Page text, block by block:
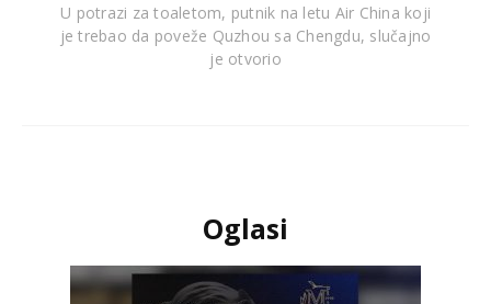
U potrazi za toaletom, putnik na letu Air China koji
je trebao da poveže Quzhou sa Chengdu, slučajno
je otvorio
Oglasi